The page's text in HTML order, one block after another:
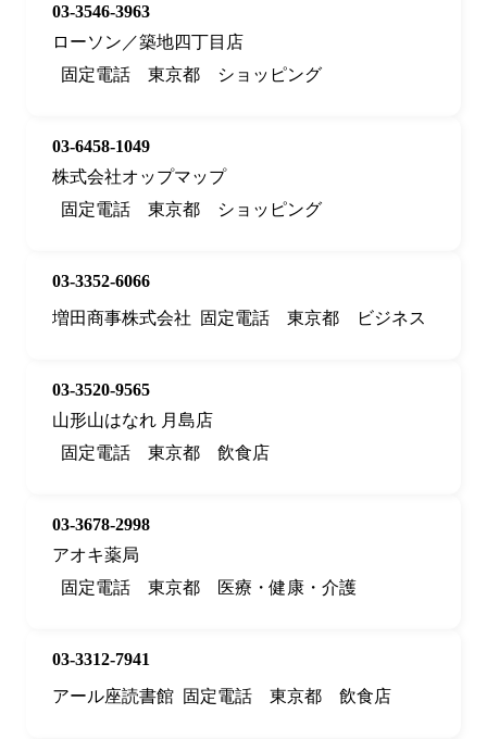
03-3546-3963
ローソン／築地四丁目店
固定電話
東京都 ショッピング
03-6458-1049
株式会社オップマップ
固定電話
東京都 ショッピング
03-3352-6066
増田商事株式会社
固定電話 東京都 ビジネス
03-3520-9565
山形山はなれ 月島店
固定電話
東京都 飲食店
03-3678-2998
アオキ薬局
固定電話
東京都 医療・健康・介護
03-3312-7941
アール座読書館 固定電話 東京都 飲食店